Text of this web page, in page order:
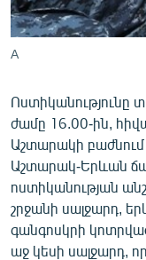
ԱՐԽԻՎ
ՏԵՍԱՆՅՈՒԹԵՐ
ԲԱՆԱՎԵՃ
ՁԳՏԵԼՈՎ
ՓՈԴՔԱՍԹ
A
Ոստիկանությունը
ժամը 16.00-ին,
Աշտարակի բաժնում
Աշտարակ-Երևան
ոստիկանության
շրջանի սալջարդ,
գանգոսկրի
աջ կեսի սալջարդ,